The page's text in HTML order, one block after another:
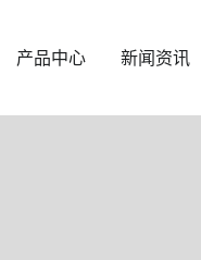
产品中心 新闻资讯